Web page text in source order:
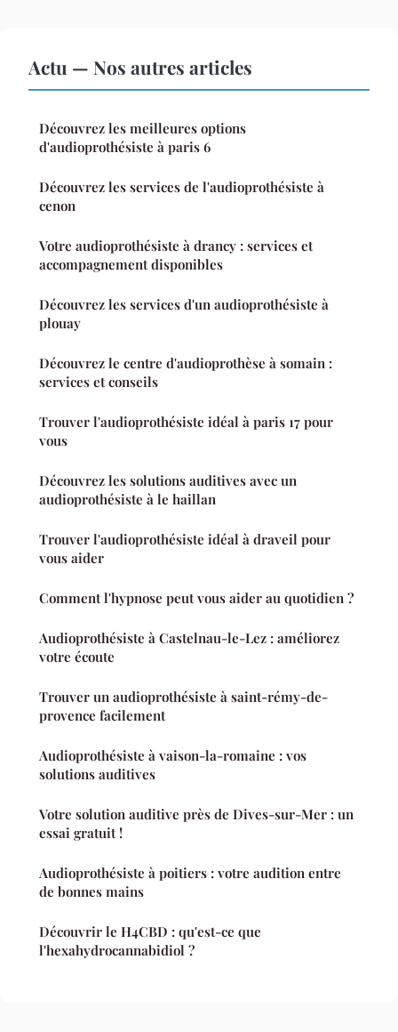
Actu — Nos autres articles
Découvrez les meilleures options
d'audioprothésiste à paris 6
Découvrez les services de l'audioprothésiste à
cenon
Votre audioprothésiste à drancy : services et
accompagnement disponibles
Découvrez les services d'un audioprothésiste à
plouay
Découvrez le centre d'audioprothèse à somain :
services et conseils
Trouver l'audioprothésiste idéal à paris 17 pour
vous
Découvrez les solutions auditives avec un
audioprothésiste à le haillan
Trouver l'audioprothésiste idéal à draveil pour
vous aider
Comment l'hypnose peut vous aider au quotidien ?
Audioprothésiste à Castelnau-le-Lez : améliorez
votre écoute
Trouver un audioprothésiste à saint-rémy-de-
provence facilement
Audioprothésiste à vaison-la-romaine : vos
solutions auditives
Votre solution auditive près de Dives-sur-Mer : un
essai gratuit !
Audioprothésiste à poitiers : votre audition entre
de bonnes mains
Découvrir le H4CBD : qu'est-ce que
l'hexahydrocannabidiol ?